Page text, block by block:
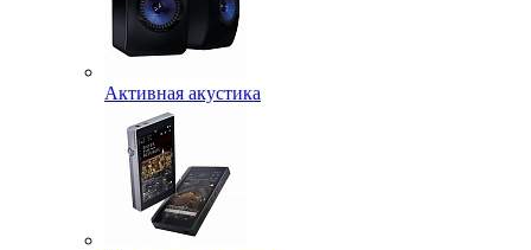
Активная акустика